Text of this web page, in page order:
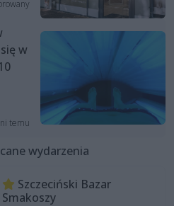
w
temu
wydarzenia
Szczeciński Bazar
Smakoszy